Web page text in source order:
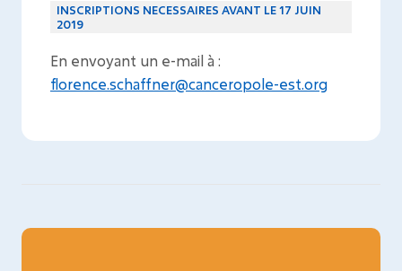
INSCRIPTIONS NECESSAIRES AVANT LE 17 JUIN
2019
En envoyant un e-mail à :
florence.schaffner@canceropole-est.org